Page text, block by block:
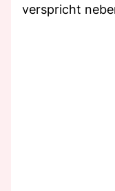
verspricht